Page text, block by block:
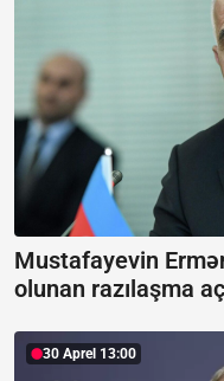
Mustafayevin
olunan razılaşma
30 Aprel 13:00